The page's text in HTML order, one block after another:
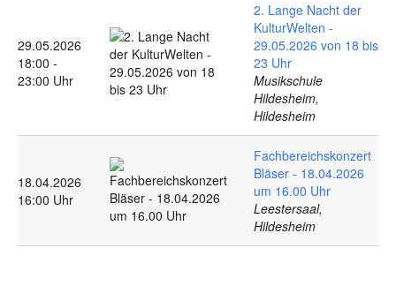
29.05.2026
18:00 -
23:00 Uhr
2. Lange Nacht der
KulturWelten -
29.05.2026 von 18 bis
23 Uhr
Musikschule
Hildesheim,
Hildesheim
18.04.2026
16:00 Uhr
Fachbereichskonzert
Bläser - 18.04.2026
um 16.00 Uhr
Leestersaal,
Hildesheim